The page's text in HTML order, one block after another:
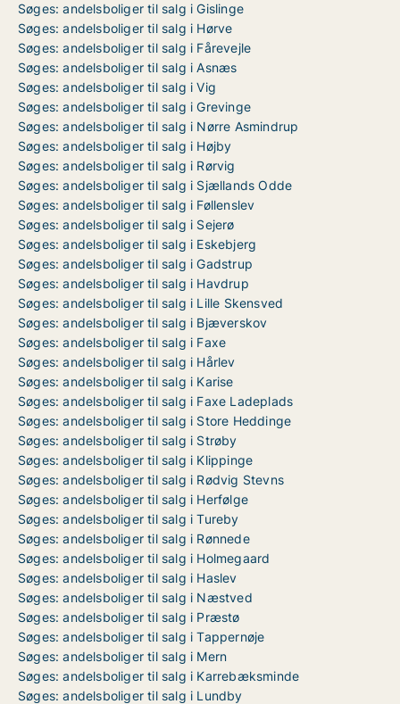
Søges: andelsboliger til salg i Gislinge
Søges: andelsboliger til salg i Hørve
Søges: andelsboliger til salg i Fårevejle
Søges: andelsboliger til salg i Asnæs
Søges: andelsboliger til salg i Vig
Søges: andelsboliger til salg i Grevinge
Søges: andelsboliger til salg i Nørre Asmindrup
Søges: andelsboliger til salg i Højby
Søges: andelsboliger til salg i Rørvig
Søges: andelsboliger til salg i Sjællands Odde
Søges: andelsboliger til salg i Føllenslev
Søges: andelsboliger til salg i Sejerø
Søges: andelsboliger til salg i Eskebjerg
Søges: andelsboliger til salg i Gadstrup
Søges: andelsboliger til salg i Havdrup
Søges: andelsboliger til salg i Lille Skensved
Søges: andelsboliger til salg i Bjæverskov
Søges: andelsboliger til salg i Faxe
Søges: andelsboliger til salg i Hårlev
Søges: andelsboliger til salg i Karise
Søges: andelsboliger til salg i Faxe Ladeplads
Søges: andelsboliger til salg i Store Heddinge
Søges: andelsboliger til salg i Strøby
Søges: andelsboliger til salg i Klippinge
Søges: andelsboliger til salg i Rødvig Stevns
Søges: andelsboliger til salg i Herfølge
Søges: andelsboliger til salg i Tureby
Søges: andelsboliger til salg i Rønnede
Søges: andelsboliger til salg i Holmegaard
Søges: andelsboliger til salg i Haslev
Søges: andelsboliger til salg i Næstved
Søges: andelsboliger til salg i Præstø
Søges: andelsboliger til salg i Tappernøje
Søges: andelsboliger til salg i Mern
Søges: andelsboliger til salg i Karrebæksminde
Søges: andelsboliger til salg i Lundby